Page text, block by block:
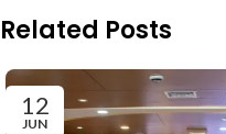
Related Posts
12
JUN